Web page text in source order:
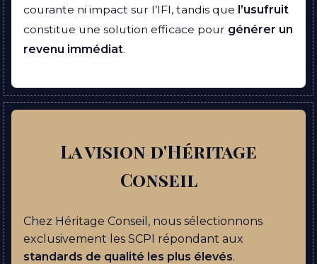
courante ni impact sur l’IFI, tandis que l’usufruit
constitue une solution efficace pour générer un
revenu immédiat.
La vision d'Héritage
Conseil
Chez Héritage Conseil, nous sélectionnons
exclusivement les SCPI répondant aux
standards de qualité les plus élevés.